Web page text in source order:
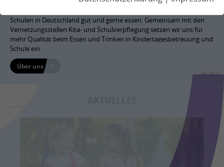
© BLE
Schulen in Deutschland gut und gerne essen. Gemeinsam mit den
Vernetzungsstellen Kita- und Schulverpflegung setzen wir uns für
mehr Qualität beim Essen und Trinken in Kindertagesbetreuung und
Schule ein.
Über uns